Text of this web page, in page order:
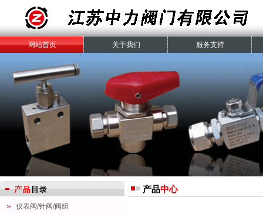
网站首页 关于我们 服务支持
仪表阀/针阀/阀组
产品中心